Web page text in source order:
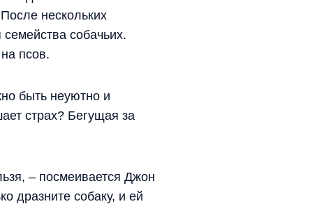
нескольких
собачьих.
псов.
быть неуютно и
страх? Бегущая за
– посмеивается Джон
дразните собаку, и ей